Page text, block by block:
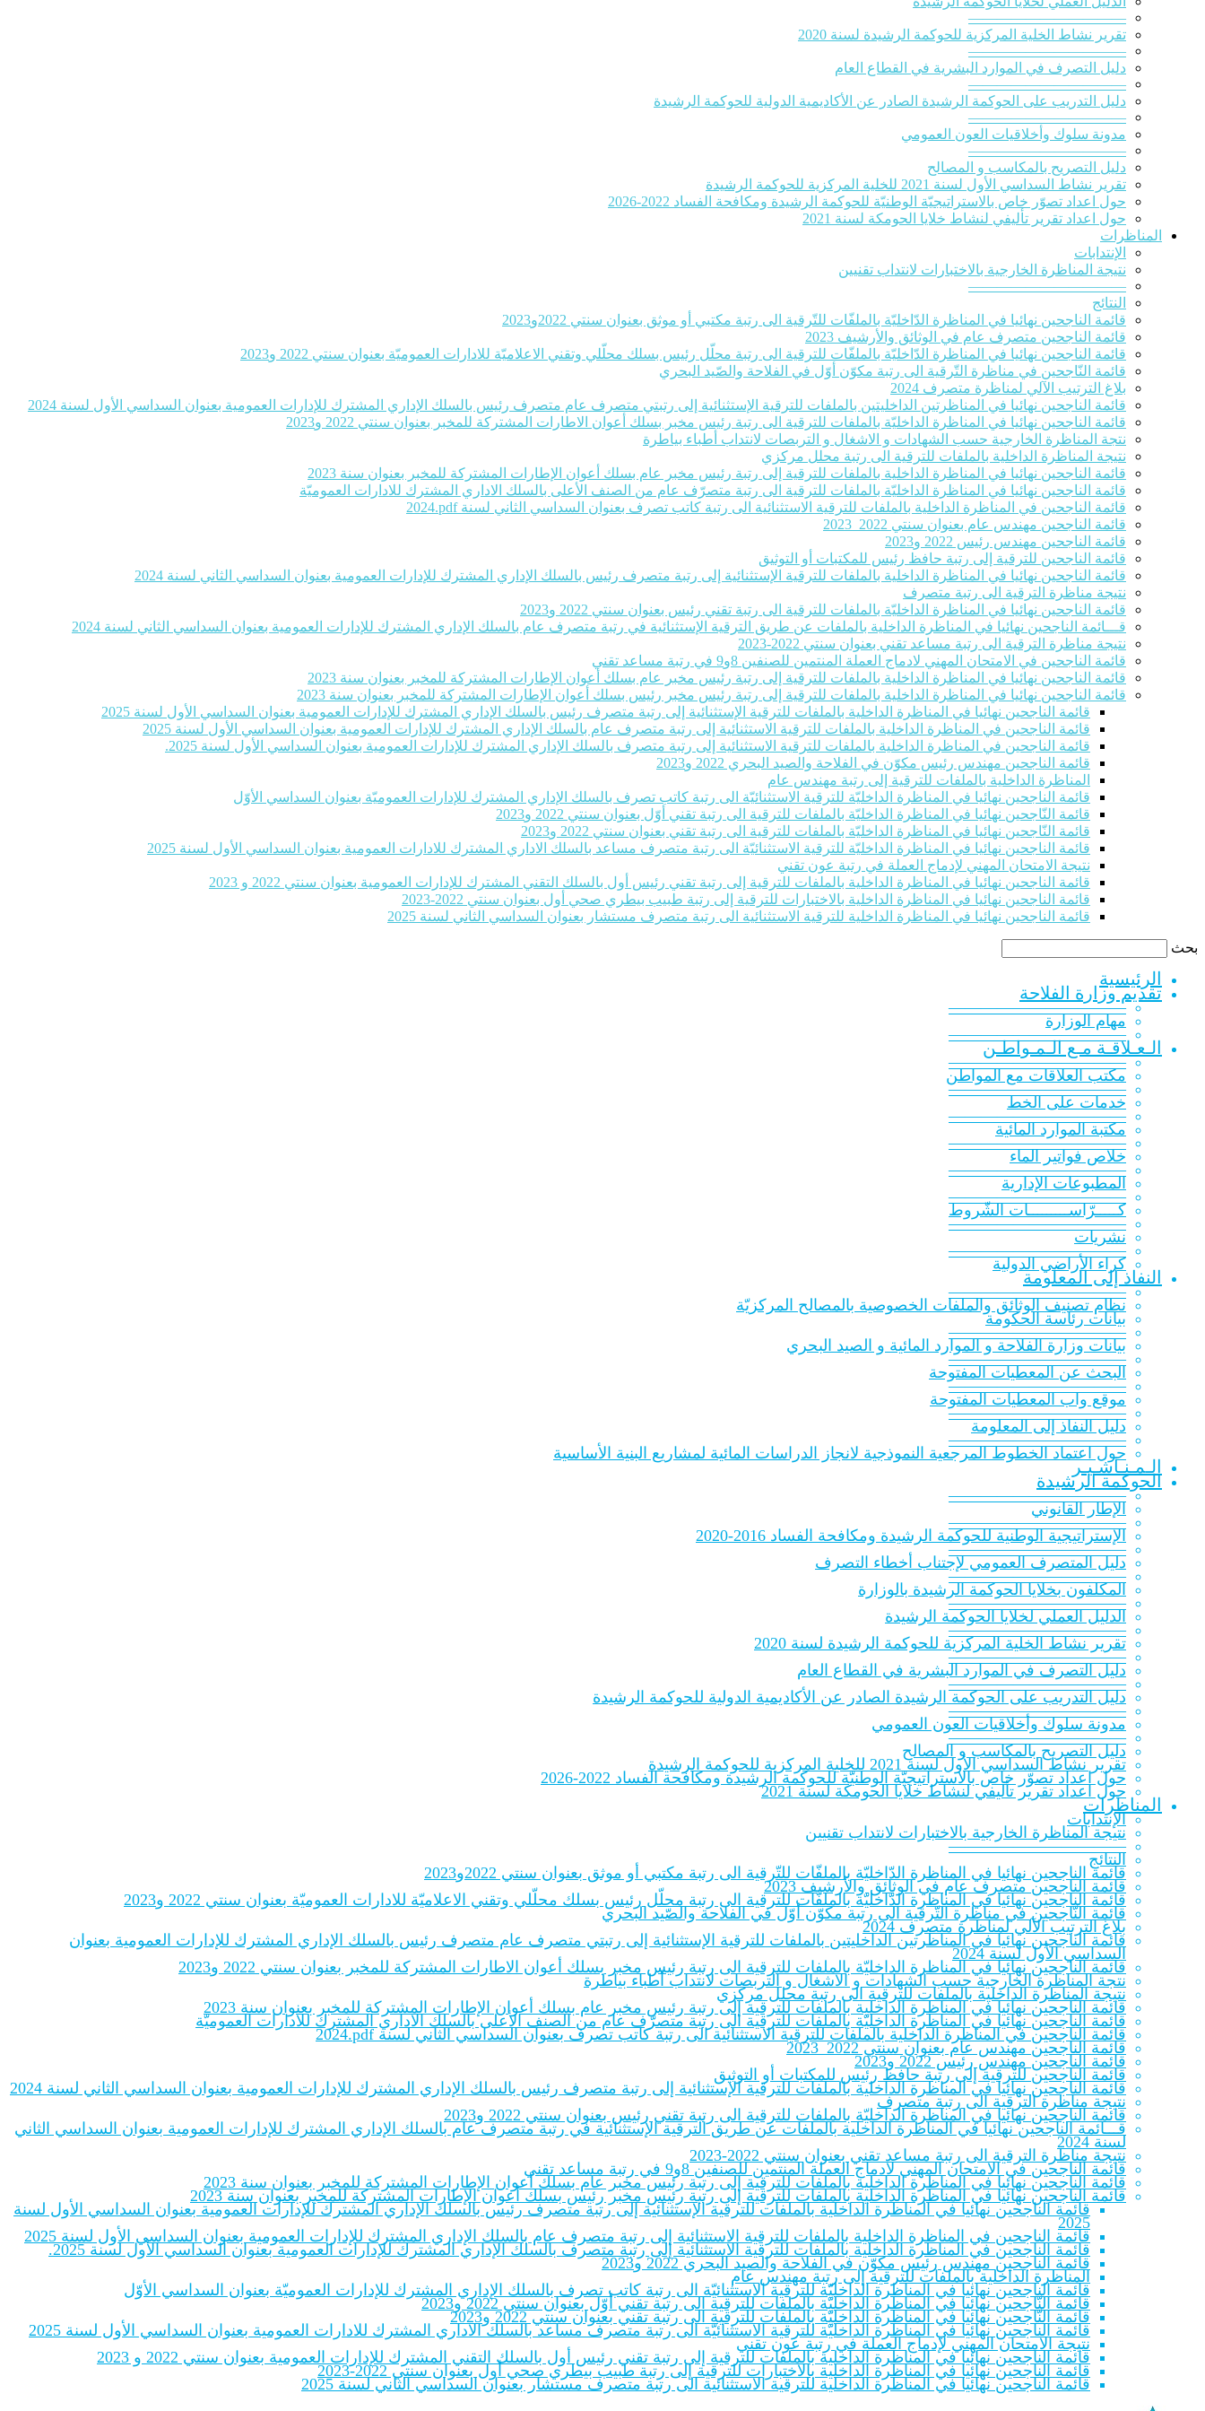
———————————
تقرير نشاط الخلية المركزية للحوكمة الرشيدة لسنة 2020‎
———————————
دليل التصرف في الموارد البشرية في القطاع العام
———————————
دليل التدريب على الحوكمة الرشيدة الصادر عن الأكاديمية الدولية للحوكمة الرشيدة
———————————
مدونة سلوك وأخلاقيات العون العمومي
———————————
دليل التصريح بالمكاسب و المصالح
تقرير نشاط السداسي الأول لسنة 2021 للخلية المركزية للحوكمة الرشيدة
حول اعداد تصوّر خاص بالاستراتيجيّة الوطنيّة للحوكمة الرشيدة ومكافحة الفساد 2022-2026
حول اعداد تقرير تأليفي لنشاط خلايا الحومكة لسنة 2021
المناظرات
الإنتدابات
نتيجة المناظرة الخارجية بالاختبارات لانتداب تقنيين
———————————
النتائج
قائمة الناجحين نهائيا في المناظرة الدّاخليّة بالملفّات للتّرقية الى رتبة مكتبي أو موثق بعنوان سنتي 2022و2023
قائمة الناجحين متصرف عام في الوثائق والأرشيف 2023
قائمة الناجحين نهائيا في المناظرة الدّاخليّة بالملفّات للترقية الى رتبة محلّل رئيس بسلك محلّلي وتقني الاعلاميّة للادارات العموميّة بعنوان سنتي 2022 و2023
قائمة النّاجحين في مناظرة التّرقية الى رتبة مكوّن أوّل في الفلاحة والصّيد البحري
بلاغ الترتيب الآلي لمناظرة متصرف 2024
قائمة الناجحين نهائيا في المناظرتين الداخليتين بالملفات للترقية الإستثنائية إلى رتبتي متصرف عام متصرف رئيس بالسلك الإداري المشترك للإدارات العمومية بعنوان السداسي الأول لسنة 2024
قائمة الناجحين نهائيا في المناظرة الداخليّة بالملفات للترقية الى رتبة رئيس مخبر بسلك أعوان الاطارات المشتركة للمخبر بعنوان سنتي 2022 و2023
نتجة المناظرة الخارجية حسب الشهادات و الاشغال و التربصات لانتداب أطباء بياطرة
نتيجة المناظرة الداخلية بالملفات للترقية الى رتبة محلل مركزي
قائمة الناجحين نهائيا في المناظرة الداخلية بالملفات للترقية إلى رتبة رئيس مخبر عام بسلك أعوان الإطارات المشتركة للمخبر بعنوان سنة 2023
قائمة الناجحين نهائيا في المناظرة الداخليّة بالملفات للترقية الى رتبة متصرّف عام من الصنف الأعلى بالسلك الاداري المشترك للادارات العموميّة
قائمة الناجحين في المناظرة الداخلية بالملفات للترقية الاستثنائية الى رتبة كاتب تصرف بعنوان السداسي الثاني لسنة 2024‎.pdf
قائمة الناجحين مهندس عام بعنوان سنتي 2022_2023
قائمة الناجحين مهندس رئيس 2022 و2023
قائمة الناجحين للترقية إلى رتبة حافظ رئيس للمكتبات أو التوثيق
قائمة الناجحين نهائيا في المناظرة الداخلية بالملفات للترقية الإستثنائية إلى رتبة متصرف رئيس بالسلك الإداري المشترك للإدارات العمومية بعنوان السداسي الثاني لسنة 2024
نتيجة مناظرة الترقية الى رتبة متصرف
قائمة الناجحين نهائيا في المناظرة الداخليّة بالملفات للترقية الى رتبة تقني رئيس بعنوان سنتي 2022 و2023
قـــائمة الناجحين نهائيا في المناظرة الداخلية بالملفات عن طريق الترقية الإستثنائية في رتبة متصرف عام بالسلك الإداري المشترك للإدارات العمومية بعنوان السداسي الثاني لسنة 2024
نتيجة مناظرة الترقية الى رتبة مساعد تقني بعنوان سنتي 2022-2023
قائمة الناجحين في الامتحان المهني لادماج العملة المنتمين للصنفين 8و9 في رتبة مساعد تقني
قائمة الناجحين نهائيا في المناظرة الداخلية بالملفات للترقية إلى رتبة رئيس مخبر عام بسلك أعوان الإطارات المشتركة للمخبر بعنوان سنة 2023
قائمة الناجحين نهائيا في المناظرة الداخلية بالملفات للترقية إلى رتبة رئيس مخبر رئيس بسلك أعوان الإطارات المشتركة للمخبر بعنوان سنة 2023
قائمة الناجحين نهائيا في المناظرة الداخلية بالملفات للترقية الإستثنائية إلى رتبة متصرف رئيس بالسلك الإداري المشترك للإدارات العمومية بعنوان السداسي الأول لسنة 2025
قائمة الناجحين في المناظرة الداخلية بالملفات للترقية الاستثنائية إلى رتبة متصرف عام بالسلك الإداري المشترك للإدارات العمومية بعنوان السداسي الأول لسنة 2025
قائمة الناجحين في المناظرة الداخلية بالملفات للترقية الاستثنائية إلى رتبة متصرف بالسلك الإداري المشترك للإدارات العمومية بعنوان السداسي الأول لسنة 2025.
قائمة الناجحين مهندس رئيس مكوّن في الفلاحة والصيد البحري 2022 و2023
المناظرة الداخلية بالملفات للترقية إلى رتبة مهندس عام
قائمة الناجحين نهائيا في المناظرة الداخليّة للترقية الاستثنائيّة الى رتبة كاتب تصرف بالسلك الإداري المشترك للإدارات العموميّة بعنوان السداسي الأوّل
قائمة النّاجحين نهائيا في المناظرة الداخليّة بالملفات للترقية الى رتبة تقني أوّل بعنوان سنتي 2022 و2023
قائمة النّاجحين نهائيا في المناظرة الداخليّة بالملفات للترقية الى رتبة تقني بعنوان سنتي 2022 و2023
قائمة الناجحين نهائيا في المناظرة الداخليّة للترقية الاستثنائيّة الى رتبة متصرف مساعد بالسلك الاداري المشترك للادارات العمومية بعنوان السداسي الأول لسنة 2025
نتيجة الامتحان المهني لإدماج العملة في رتبة عون تقني
قائمة الناجحين نهائيا في المناظرة الداخلية بالملفات للترقية إلى رتبة تقني رئيس أول بالسلك التقني المشترك للإدارات العمومية بعنوان سنتي 2022 و 2023
قائمة الناجحين نهائيا في المناظرة الداخلية بالاختبارات للترقية إلى رتبة طبيب بيطري صحي أول بعنوان سنتي 2022-2023‎
قائمة الناجحين نهائيا في المناظرة الداخلية للترقية الاستثنائية الى رتبة متصرف مستشار بعنوان السداسي الثاني لسنة 2025‎
بحث
الرئيسية
تقديم وزارة الفلاحة
———————————
مهام الوزارة
———————————
الـعـلاقـة مـع الـمـواطـن
———————————
مكتب العلاقات مع المواطن
———————————
خدمات على الخط
———————————
مكتبة الموارد المائية
———————————
خلاص فواتير الماء
———————————
المطبوعات الإدارية
———————————
كـــــرّاســـــــــات الشّروط
———————————
نشريات
———————————
كراء الأراضي الدولية
النفاذ إلى المعلومة
———————————
نظام تصنيف الوثائق والملفات الخصوصية بالمصالح المركزيّة
بيانات رئاسة الحكومة
———————————
بيانات وزارة الفلاحة و الموارد المائية و الصيد البحري
———————————
البحث عن المعطيات المفتوحة
———————————
موقع واب المعطيات المفتوحة
———————————
دليل النفاذ إلى المعلومة
———————————
حول اعتماد الخطوط المرجعية النموذجية لانجاز الدراسات المائية لمشاريع البنية الأساسية
الـمـنـاشـيـر
الحوكمة الرشيدة
———————————
الإطار القانوني
———————————
الإستراتيجية الوطنية للحوكمة الرشيدة ومكافحة الفساد 2016-2020
———————————
دليل المتصرف العمومي لإجتناب أخطاء التصرف
———————————
المكلفون بخلايا الحوكمة الرشيدة بالوزارة
———————————
الدلیل العملي لخلایا الحوكمة الرشيدة
———————————
تقرير نشاط الخلية المركزية للحوكمة الرشيدة لسنة 2020‎
———————————
دليل التصرف في الموارد البشرية في القطاع العام
———————————
دليل التدريب على الحوكمة الرشيدة الصادر عن الأكاديمية الدولية للحوكمة الرشيدة
———————————
مدونة سلوك وأخلاقيات العون العمومي
———————————
دليل التصريح بالمكاسب و المصالح
تقرير نشاط السداسي الأول لسنة 2021 للخلية المركزية للحوكمة الرشيدة
حول اعداد تصوّر خاص بالاستراتيجيّة الوطنيّة للحوكمة الرشيدة ومكافحة الفساد 2022-2026
حول اعداد تقرير تأليفي لنشاط خلايا الحومكة لسنة 2021
المناظرات
الإنتدابات
نتيجة المناظرة الخارجية بالاختبارات لانتداب تقنيين
———————————
النتائج
قائمة الناجحين نهائيا في المناظرة الدّاخليّة بالملفّات للتّرقية الى رتبة مكتبي أو موثق بعنوان سنتي 2022و2023
قائمة الناجحين متصرف عام في الوثائق والأرشيف 2023
قائمة الناجحين نهائيا في المناظرة الدّاخليّة بالملفّات للترقية الى رتبة محلّل رئيس بسلك محلّلي وتقني الاعلاميّة للادارات العموميّة بعنوان سنتي 2022 و2023
قائمة النّاجحين في مناظرة التّرقية الى رتبة مكوّن أوّل في الفلاحة والصّيد البحري
بلاغ الترتيب الآلي لمناظرة متصرف 2024
قائمة الناجحين نهائيا في المناظرتين الداخليتين بالملفات للترقية الإستثنائية إلى رتبتي متصرف عام متصرف رئيس بالسلك الإداري المشترك للإدارات العمومية بعنوان
السداسي الأول لسنة 2024
قائمة الناجحين نهائيا في المناظرة الداخليّة بالملفات للترقية الى رتبة رئيس مخبر بسلك أعوان الاطارات المشتركة للمخبر بعنوان سنتي 2022 و2023
نتجة المناظرة الخارجية حسب الشهادات و الاشغال و التربصات لانتداب أطباء بياطرة
نتيجة المناظرة الداخلية بالملفات للترقية الى رتبة محلل مركزي
قائمة الناجحين نهائيا في المناظرة الداخلية بالملفات للترقية إلى رتبة رئيس مخبر عام بسلك أعوان الإطارات المشتركة للمخبر بعنوان سنة 2023
قائمة الناجحين نهائيا في المناظرة الداخليّة بالملفات للترقية الى رتبة متصرّف عام من الصنف الأعلى بالسلك الاداري المشترك للادارات العموميّة
قائمة الناجحين في المناظرة الداخلية بالملفات للترقية الاستثنائية الى رتبة كاتب تصرف بعنوان السداسي الثاني لسنة 2024‎.pdf
قائمة الناجحين مهندس عام بعنوان سنتي 2022_2023
قائمة الناجحين مهندس رئيس 2022 و2023
قائمة الناجحين للترقية إلى رتبة حافظ رئيس للمكتبات أو التوثيق
قائمة الناجحين نهائيا في المناظرة الداخلية بالملفات للترقية الإستثنائية إلى رتبة متصرف رئيس بالسلك الإداري المشترك للإدارات العمومية بعنوان السداسي الثاني لسنة 2024
نتيجة مناظرة الترقية الى رتبة متصرف
قائمة الناجحين نهائيا في المناظرة الداخليّة بالملفات للترقية الى رتبة تقني رئيس بعنوان سنتي 2022 و2023
قـــائمة الناجحين نهائيا في المناظرة الداخلية بالملفات عن طريق الترقية الإستثنائية في رتبة متصرف عام بالسلك الإداري المشترك للإدارات العمومية بعنوان السداسي الثاني
لسنة 2024
نتيجة مناظرة الترقية الى رتبة مساعد تقني بعنوان سنتي 2022-2023
قائمة الناجحين في الامتحان المهني لادماج العملة المنتمين للصنفين 8و9 في رتبة مساعد تقني
قائمة الناجحين نهائيا في المناظرة الداخلية بالملفات للترقية إلى رتبة رئيس مخبر عام بسلك أعوان الإطارات المشتركة للمخبر بعنوان سنة 2023
قائمة الناجحين نهائيا في المناظرة الداخلية بالملفات للترقية إلى رتبة رئيس مخبر رئيس بسلك أعوان الإطارات المشتركة للمخبر بعنوان سنة 2023
قائمة الناجحين نهائيا في المناظرة الداخلية بالملفات للترقية الإستثنائية إلى رتبة متصرف رئيس بالسلك الإداري المشترك للإدارات العمومية بعنوان السداسي الأول لسنة
2025
قائمة الناجحين في المناظرة الداخلية بالملفات للترقية الاستثنائية إلى رتبة متصرف عام بالسلك الإداري المشترك للإدارات العمومية بعنوان السداسي الأول لسنة 2025
قائمة الناجحين في المناظرة الداخلية بالملفات للترقية الاستثنائية إلى رتبة متصرف بالسلك الإداري المشترك للإدارات العمومية بعنوان السداسي الأول لسنة 2025.
قائمة الناجحين مهندس رئيس مكوّن في الفلاحة والصيد البحري 2022 و2023
المناظرة الداخلية بالملفات للترقية إلى رتبة مهندس عام
قائمة الناجحين نهائيا في المناظرة الداخليّة للترقية الاستثنائيّة الى رتبة كاتب تصرف بالسلك الإداري المشترك للإدارات العموميّة بعنوان السداسي الأوّل
قائمة النّاجحين نهائيا في المناظرة الداخليّة بالملفات للترقية الى رتبة تقني أوّل بعنوان سنتي 2022 و2023
قائمة النّاجحين نهائيا في المناظرة الداخليّة بالملفات للترقية الى رتبة تقني بعنوان سنتي 2022 و2023
قائمة الناجحين نهائيا في المناظرة الداخليّة للترقية الاستثنائيّة الى رتبة متصرف مساعد بالسلك الاداري المشترك للادارات العمومية بعنوان السداسي الأول لسنة 2025
نتيجة الامتحان المهني لإدماج العملة في رتبة عون تقني
قائمة الناجحين نهائيا في المناظرة الداخلية بالملفات للترقية إلى رتبة تقني رئيس أول بالسلك التقني المشترك للإدارات العمومية بعنوان سنتي 2022 و 2023
قائمة الناجحين نهائيا في المناظرة الداخلية بالاختبارات للترقية إلى رتبة طبيب بيطري صحي أول بعنوان سنتي 2022-2023‎
قائمة الناجحين نهائيا في المناظرة الداخلية للترقية الاستثنائية الى رتبة متصرف مستشار بعنوان السداسي الثاني لسنة 2025‎